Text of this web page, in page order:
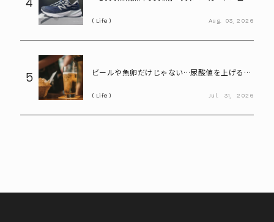
Life Aug. 03, 2026
5
ビールや魚卵だけじゃない…尿酸値を上げる
Life Jul. 31, 2026